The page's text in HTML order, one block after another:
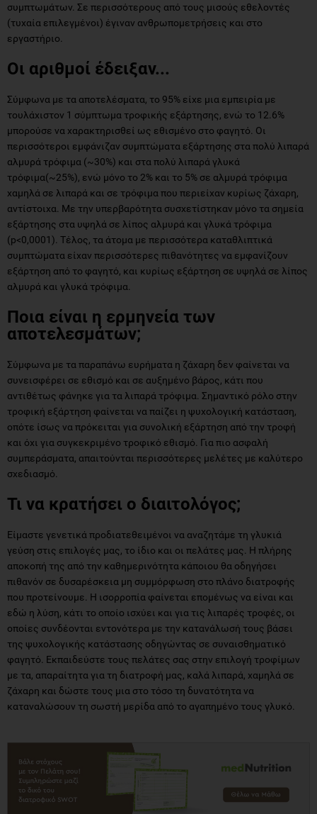
συμπτωμάτων. Σε περισσότερους από τους μισούς εθελοντές
(τυχαία επιλεγμένοι) έγιναν ανθρωπομετρήσεις και στο
εργαστήριο.
Οι αριθμοί έδειξαν...
Σύμφωνα με τα αποτελέσματα, το 95% είχε μια εμπειρία με
τουλάχιστον 1 σύμπτωμα τροφικής εξάρτησης, ενώ το 12.6%
μπορούσε να χαρακτηρισθεί ως εθισμένο στο φαγητό. Οι
περισσότεροι εμφάνιζαν συμπτώματα εξάρτησης στα πολύ λιπαρά
αλμυρά τρόφιμα (~30%) και στα πολύ λιπαρά γλυκά
τρόφιμα(~25%), ενώ μόνο το 2% και το 5% σε αλμυρά τρόφιμα
χαμηλά σε λιπαρά και σε τρόφιμα που περιείχαν κυρίως ζάχαρη,
αντίστοιχα. Με την υπερβαρότητα συσχετίστηκαν μόνο τα σημεία
εξάρτησης στα υψηλά σε λίπος αλμυρά και γλυκά τρόφιμα
(p<0,0001). Τέλος, τα άτομα με περισσότερα καταθλιπτικά
συμπτώματα είχαν περισσότερες πιθανότητες να εμφανίζουν
εξάρτηση από το φαγητό, και κυρίως εξάρτηση σε υψηλά σε λίπος
αλμυρά και γλυκά τρόφιμα.
Ποια είναι η ερμηνεία των
αποτελεσμάτων;
Σύμφωνα με τα παραπάνω ευρήματα η ζάχαρη δεν φαίνεται να
συνεισφέρει σε εθισμό και σε αυξημένο βάρος, κάτι που
αντιθέτως φάνηκε για τα λιπαρά τρόφιμα. Σημαντικό ρόλο στην
τροφική εξάρτηση φαίνεται να παίζει η ψυχολογική κατάσταση,
οπότε ίσως να πρόκειται για συνολική εξάρτηση από την τροφή
και όχι για συγκεκριμένο τροφικό εθισμό. Για πιο ασφαλή
συμπεράσματα, απαιτούνται περισσότερες μελέτες με καλύτερο
σχεδιασμό.
Τι να κρατήσει ο διαιτολόγος;
Είμαστε γενετικά προδιατεθειμένοι να αναζητάμε τη γλυκιά
γεύση στις επιλογές μας, το ίδιο και οι πελάτες μας. Η πλήρης
αποκοπή της από την καθημερινότητα κάποιου θα οδηγήσει
πιθανόν σε δυσαρέσκεια μη συμμόρφωση στο πλάνο διατροφής
που προτείνουμε. Η ισορροπία φαίνεται επομένως να είναι και
εδώ η λύση, κάτι το οποίο ισχύει και για τις λιπαρές τροφές, οι
οποίες συνδέονται εντονότερα με την κατανάλωσή τους βάσει
της ψυχολογικής κατάστασης οδηγώντας σε συναισθηματικό
φαγητό. Εκπαιδεύστε τους πελάτες σας στην επιλογή τροφίμων
με τα, απαραίτητα για τη διατροφή μας, καλά λιπαρά, χαμηλά σε
ζάχαρη και δώστε τους μια στο τόσο τη δυνατότητα να
καταναλώσουν τη σωστή μερίδα από το αγαπημένο τους γλυκό.